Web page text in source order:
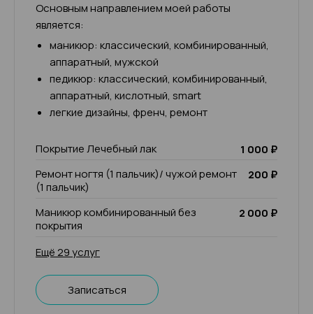
Основным направлением моей работы
является:
маникюр: классический, комбинированный,
аппаратный, мужской
педикюр: классический, комбинированный,
аппаратный, кислотный, smart
легкие дизайны, френч, ремонт
Покрытие Лечебный лак
1 000 ₽
Ремонт ногтя (1 пальчик)/ чужой ремонт
(1 пальчик)
200 ₽
Маникюр комбинированный без
покрытия
2 000 ₽
Ещё 29 услуг
Записаться